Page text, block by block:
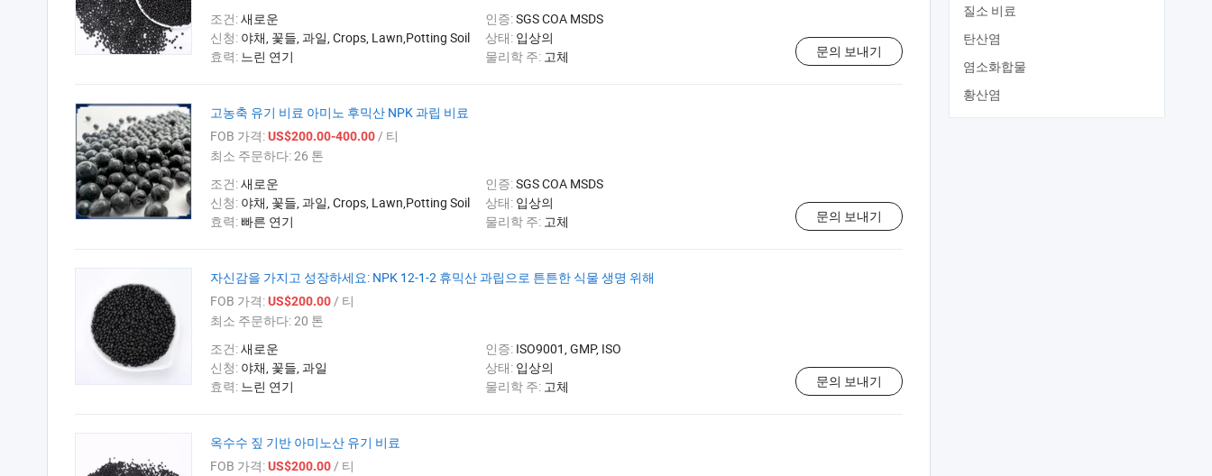
조건:새로운 인증:SGS COA MSDS
신청: 야채, 꽃들, 과일, Crops, Lawn,Potting Soil 상태: 입상의
효력: 느린 연기 물리학 주: 고체 문의 보내기
고농축 유기 비료 아미노 후믹산 NPK 과립 비료
FOB 가격:US$200.00-400.00/ 티
최소 주문하다:26 톤
조건:새로운 인증:SGS COA MSDS
신청: 야채, 꽃들, 과일, Crops, Lawn,Potting Soil 상태: 입상의
효력: 빠른 연기 물리학 주: 고체 문의 보내기
자신감을 가지고 성장하세요: NPK 12-1-2 휴믹산 과립으로 튼튼한 식물 생명 위해
FOB 가격:US$200.00/ 티
최소 주문하다:20 톤
조건:새로운 인증: ISO9001, GMP, ISO
신청: 야채, 꽃들, 과일 상태: 입상의
효력: 느린 연기 물리학 주: 고체 문의 보내기
옥수수 짚 기반 아미노산 유기 비료
FOB 가격:US$200.00/ 티
질소 비료
탄산염
염소화합물
황산염